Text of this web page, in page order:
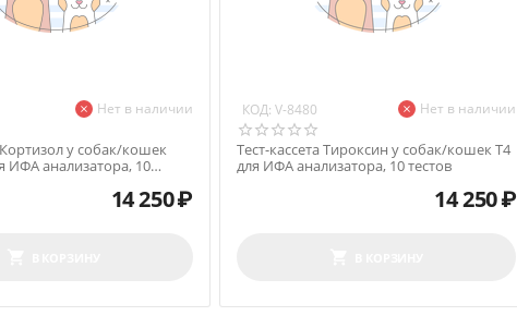
Нет в наличии
Кортизол у собак/кошек
ИФА анализатора, 10
14 250₽
КОД: V-8480 Нет в наличии
Тест-кассета Тироксин у собак/кошек T4
для ИФА анализатора, 10 тестов
14 250₽